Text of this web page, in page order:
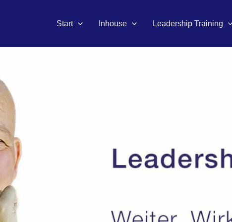
Start Inhouse Leadership Training